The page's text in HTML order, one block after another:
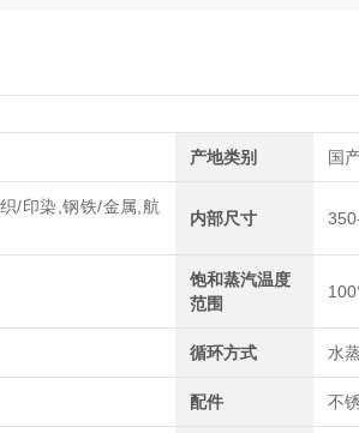
产地类别 国
/印染,钢铁/金属,航
内部尺寸
饱和蒸汽温度
范围
循环方式 水
配件 不